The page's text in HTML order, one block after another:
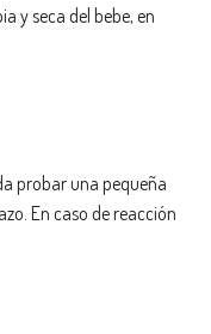
y seca del bebe, en
probar una pequeña
En caso de reacción